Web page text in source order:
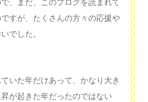
、まだ、このブログを読まれて
すが、たくさんの方々の応援や
でした。
いた年だけあって、かなり大き
が起きた年だったのではない